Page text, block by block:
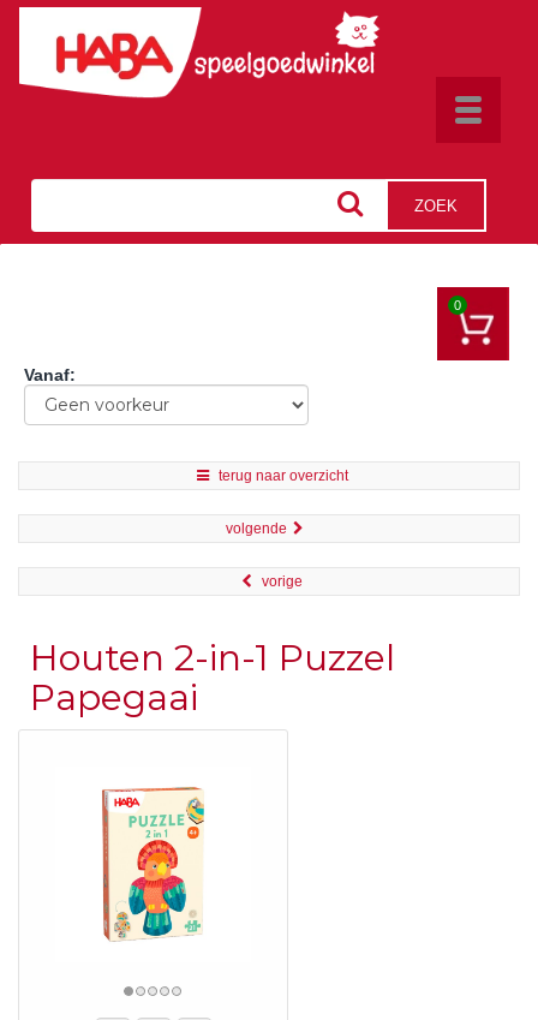
Toggle
ZOEK
0
Vanaf:
terug naar overzicht
volgende
vorige
Houten 2-in-1 Puzzel
Papegaai